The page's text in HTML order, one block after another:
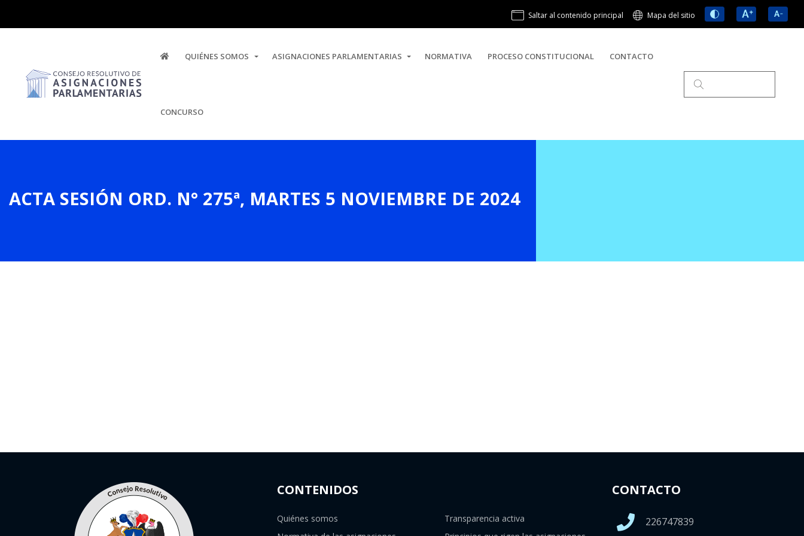
Saltar al contenido principal Mapa del sitio
QUIÉNES SOMOS ASIGNACIONES PARLAMENTARIAS NORMATIVA PROCESO CONSTITUCIONAL CONTACTO
CONCURSO
ACTA SESIÓN ORD. N° 275ª, MARTES 5 NOVIEMBRE DE 2024
CONTENIDOS
Quiénes somos
Transparencia activa
CONTACTO
226747839